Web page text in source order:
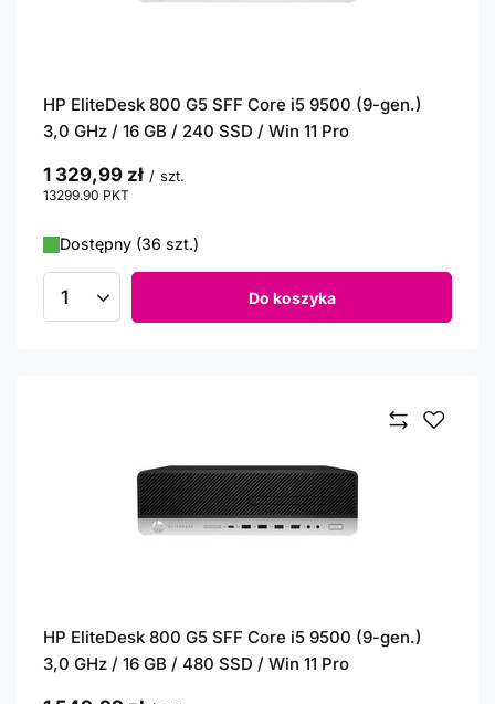
HP EliteDesk 800 G5 SFF Core i5 9500 (9-gen.)
3,0 GHz / 16 GB / 240 SSD / Win 11 Pro
1 329,99 zł / szt.
13299.90 PKT
Dostępny (36 szt.)
Ilość produktów Do koszyka
HP EliteDesk 800 G5 SFF Core i5 9500 (9-gen.)
3,0 GHz / 16 GB / 480 SSD / Win 11 Pro